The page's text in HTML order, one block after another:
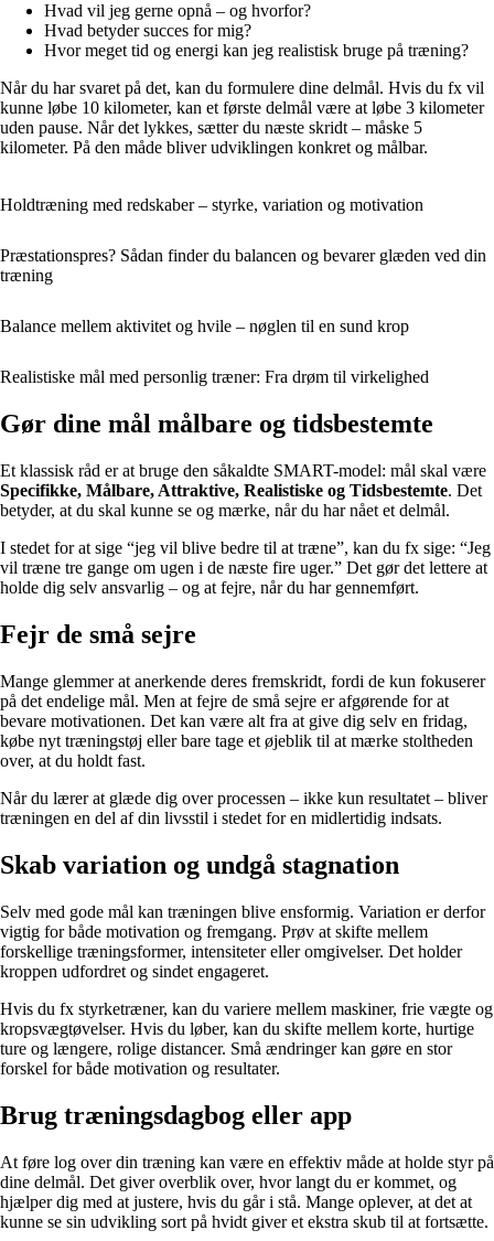
Hvad vil jeg gerne opnå – og hvorfor?
Hvad betyder succes for mig?
Hvor meget tid og energi kan jeg realistisk bruge på træning?
Når du har svaret på det, kan du formulere dine delmål. Hvis du fx vil
kunne løbe 10 kilometer, kan et første delmål være at løbe 3 kilometer
uden pause. Når det lykkes, sætter du næste skridt – måske 5
kilometer. På den måde bliver udviklingen konkret og målbar.
Holdtræning med redskaber – styrke, variation og motivation
Præstationspres? Sådan finder du balancen og bevarer glæden ved din
træning
Balance mellem aktivitet og hvile – nøglen til en sund krop
Realistiske mål med personlig træner: Fra drøm til virkelighed
Gør dine mål målbare og tidsbestemte
Et klassisk råd er at bruge den såkaldte SMART-model: mål skal være
Specifikke, Målbare, Attraktive, Realistiske og Tidsbestemte. Det
betyder, at du skal kunne se og mærke, når du har nået et delmål.
I stedet for at sige “jeg vil blive bedre til at træne”, kan du fx sige: “Jeg
vil træne tre gange om ugen i de næste fire uger.” Det gør det lettere at
holde dig selv ansvarlig – og at fejre, når du har gennemført.
Fejr de små sejre
Mange glemmer at anerkende deres fremskridt, fordi de kun fokuserer
på det endelige mål. Men at fejre de små sejre er afgørende for at
bevare motivationen. Det kan være alt fra at give dig selv en fridag,
købe nyt træningstøj eller bare tage et øjeblik til at mærke stoltheden
over, at du holdt fast.
Når du lærer at glæde dig over processen – ikke kun resultatet – bliver
træningen en del af din livsstil i stedet for en midlertidig indsats.
Skab variation og undgå stagnation
Selv med gode mål kan træningen blive ensformig. Variation er derfor
vigtig for både motivation og fremgang. Prøv at skifte mellem
forskellige træningsformer, intensiteter eller omgivelser. Det holder
kroppen udfordret og sindet engageret.
Hvis du fx styrketræner, kan du variere mellem maskiner, frie vægte og
kropsvægtøvelser. Hvis du løber, kan du skifte mellem korte, hurtige
ture og længere, rolige distancer. Små ændringer kan gøre en stor
forskel for både motivation og resultater.
Brug træningsdagbog eller app
At føre log over din træning kan være en effektiv måde at holde styr på
dine delmål. Det giver overblik over, hvor langt du er kommet, og
hjælper dig med at justere, hvis du går i stå. Mange oplever, at det at
kunne se sin udvikling sort på hvidt giver et ekstra skub til at fortsætte.